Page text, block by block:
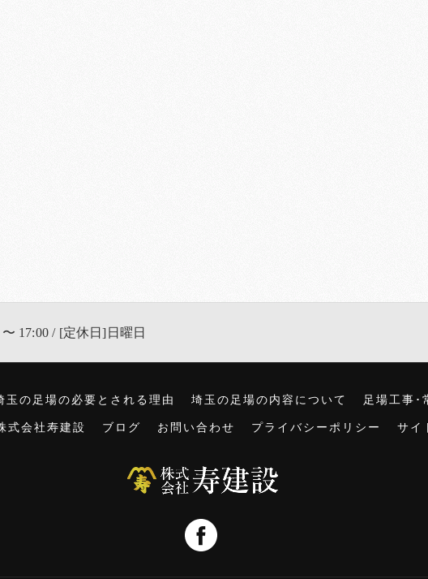
17:00 / [定休日]日曜日
玉の足場の必要とされる理由 埼玉の足場の内容について 足場工事･
式会社寿建設 ブログ お問い合わせ プライバシーポリシー サイ